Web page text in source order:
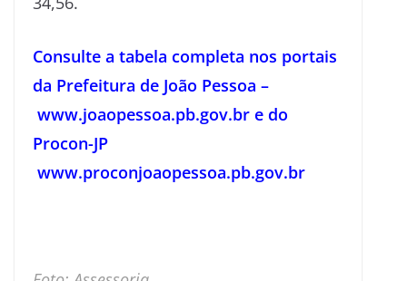
Consulte a tabela completa nos portais
da Prefeitura de João Pessoa –
www.joaopessoa.pb.gov.br e do
Procon-JP
www.proconjoaopessoa.pb.gov.br